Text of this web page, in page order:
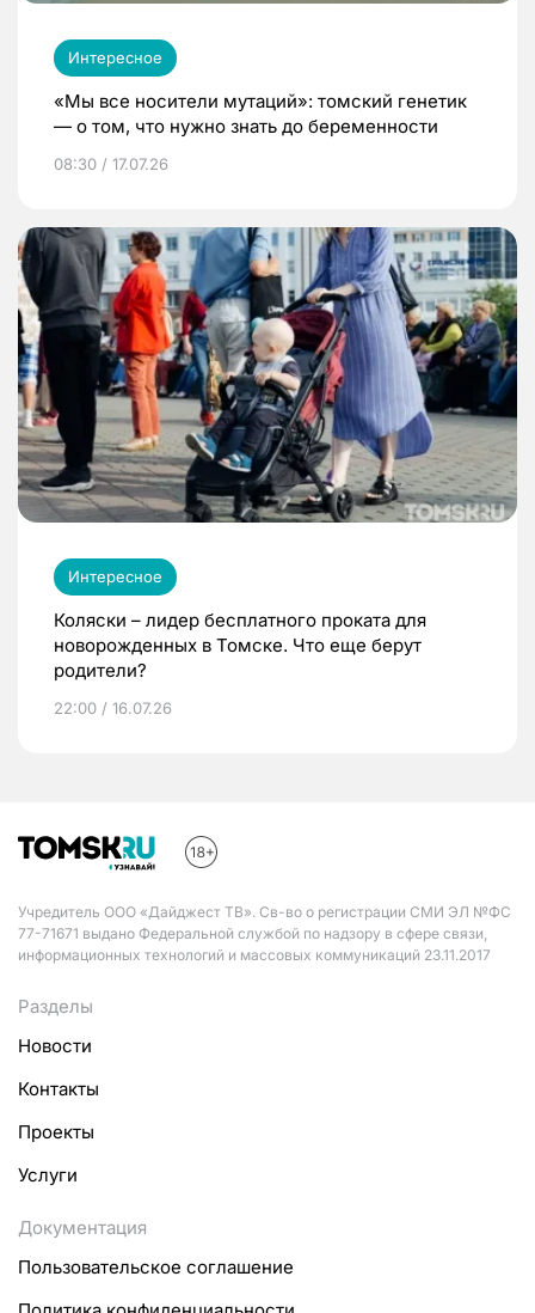
Интересное
«Мы все носители мутаций»: томский генетик
— о том, что нужно знать до беременности
08:30 / 17.07.26
Интересное
Коляски – лидер бесплатного проката для
новорожденных в Томске. Что еще берут
родители?
22:00 / 16.07.26
Учредитель ООО «Дайджест ТВ». Св-во о регистрации СМИ ЭЛ №ФС
77-71671 выдано Федеральной службой по надзору в сфере связи,
информационных технологий и массовых коммуникаций 23.11.2017
Разделы
Новости
Контакты
Проекты
Услуги
Документация
Пользовательское соглашение